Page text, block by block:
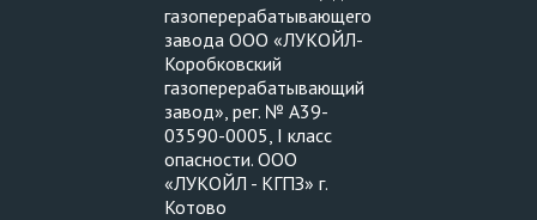
газоперерабатывающего
завода ООО «ЛУКОЙЛ-
Коробковский
газоперерабатывающий
завод», рег. № А39-
03590-0005, I класс
опасности. ООО
«ЛУКОЙЛ - КГПЗ» г.
Котово